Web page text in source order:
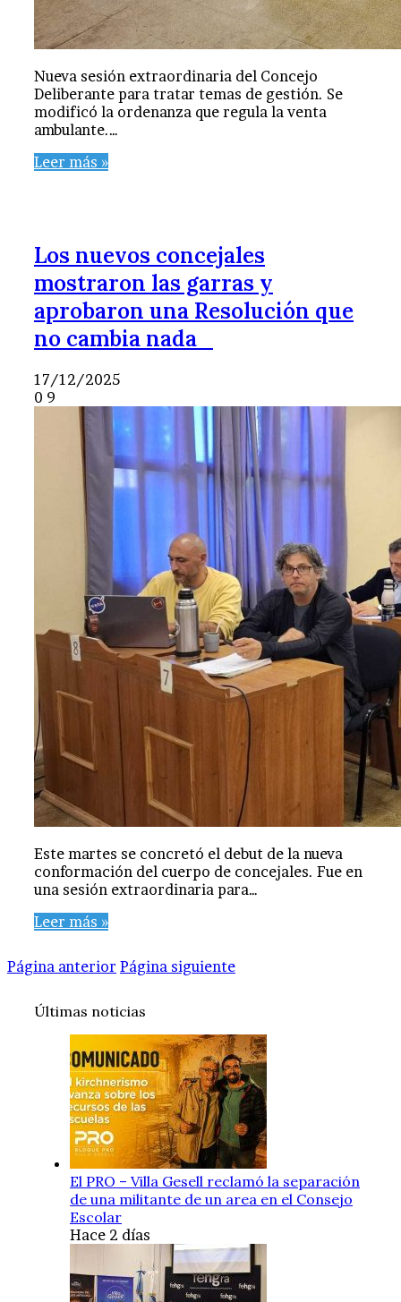
Nueva sesión extraordinaria del Concejo
Deliberante para tratar temas de gestión. Se
modificó la ordenanza que regula la venta
ambulante.…
Leer más »
Los nuevos concejales
mostraron las garras y
aprobaron una Resolución que
no cambia nada
17/12/2025
0 9
Este martes se concretó el debut de la nueva
conformación del cuerpo de concejales. Fue en
una sesión extraordinaria para…
Leer más »
Página anterior Página siguiente
Últimas noticias
El PRO – Villa Gesell reclamó la separación
de una militante de un area en el Consejo
Escolar
Hace 2 días